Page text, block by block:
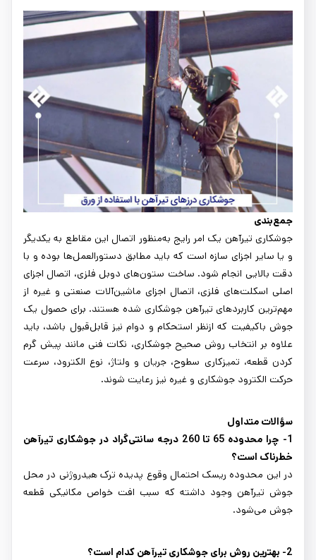
جمع‌بندی
جوشکاری تیرآهن یک امر رایج به‌منظور اتصال این مقاطع به یکدیگر
و یا سایر اجزای سازه است که باید مطابق دستورالعمل‌ها بوده و با
دقت بالایی انجام شود. ساخت ستون‌های دوبل فلزی، اتصال اجزای
اصلی اسکلت‌های فلزی، اتصال اجزای ماشین‌آلات صنعتی و غیره از
مهم‌ترین کاربردهای تیرآهن جوشکاری شده هستند. برای حصول یک
جوش باکیفیت که ازنظر استحکام و دوام نیز قابل‌قبول باشد، باید
علاوه بر انتخاب روش صحیح جوشکاری، نکات فنی مانند پیش گرم
کردن قطعه، تمیزکاری سطوح، جریان و ولتاژ، نوع الکترود، سرعت
حرکت الکترود جوشکاری و غیره نیز رعایت شوند.
سؤالات متداول
1- چرا محدوده 65 تا 260 درجه سانتی‌گراد در جوشکاری تیرآهن
خطرناک است؟
در این محدوده ریسک احتمال وقوع پدیده ترک هیدروژنی در محل
جوش تیرآهن وجود داشته که سبب افت خواص مکانیکی قطعه
جوش می‌شود.
2- بهترین روش برای جوشکاری تیرآهن کدام است؟